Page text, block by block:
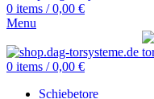
0 items / 0,00 €
Menu
0 items / 0,00 €
Schiebetore